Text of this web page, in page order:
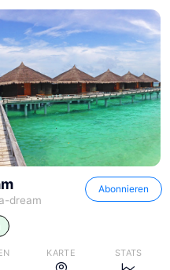
dream
Abonnieren
KARTE STATS